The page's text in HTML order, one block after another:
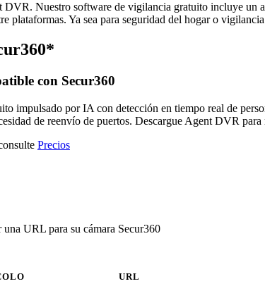
DVR. Nuestro software de vigilancia gratuito incluye
plataformas. Ya sea para seguridad del hogar o
con Secur360
impulsado por IA con detección en tiempo real de
de reenvío de puertos. Descargue Agent DVR
Precios
URL para su cámara Secur360
URL